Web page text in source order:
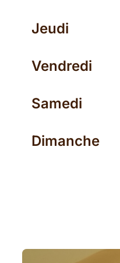
Jeudi
Vendredi
Samedi
Dimanche